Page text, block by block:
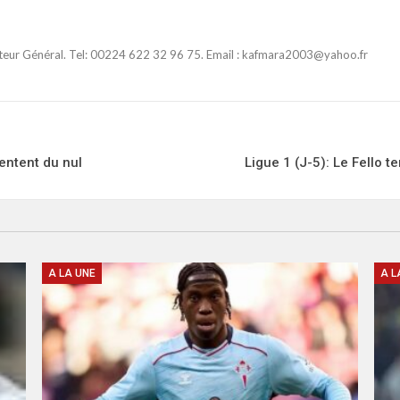
Général. Tel: 00224 622 32 96 75. Email : kafmara2003@yahoo.fr
du nul Ligue 1 (J-5): Le Fello
A LA UNE A